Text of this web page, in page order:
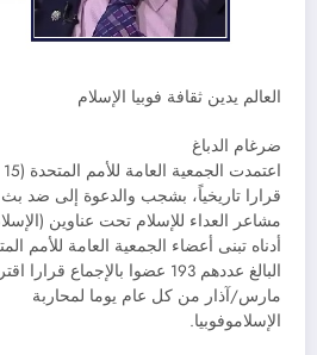
العالم يدين ثقافة فوبيا الإسلام
ضرغام الدباغ
قرارا تاريخياً، بشجب والدعوة إلى ضد بث
مشاعر العداء للإسلام تحت عناوين
أدناه تبنى أعضاء الجمعية العامة للأمم
مارس/آذار من كل عام يوما لمحاربة
الإسلاموفوبيا.